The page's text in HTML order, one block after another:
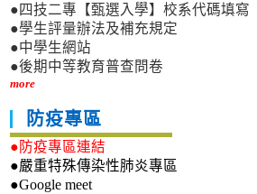
●四技二專【甄選入學】校系代碼填寫
●學生評量辦法及補充規定
●中學生網站
●後期中等教育普查問卷
more
防疫專區
●防疫專區連結
●嚴重特殊傳染性肺炎專區
●Google meet